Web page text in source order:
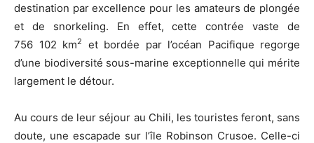
destination par excellence pour les amateurs de plongée
et de snorkeling. En effet, cette contrée vaste de
756 102 km2
et bordée par l’océan Pacifique regorge
d’une biodiversité sous-marine exceptionnelle qui mérite
largement le détour.
Au cours de leur séjour au Chili, les touristes feront, sans
doute, une escapade sur l’île Robinson Crusoe. Celle-ci